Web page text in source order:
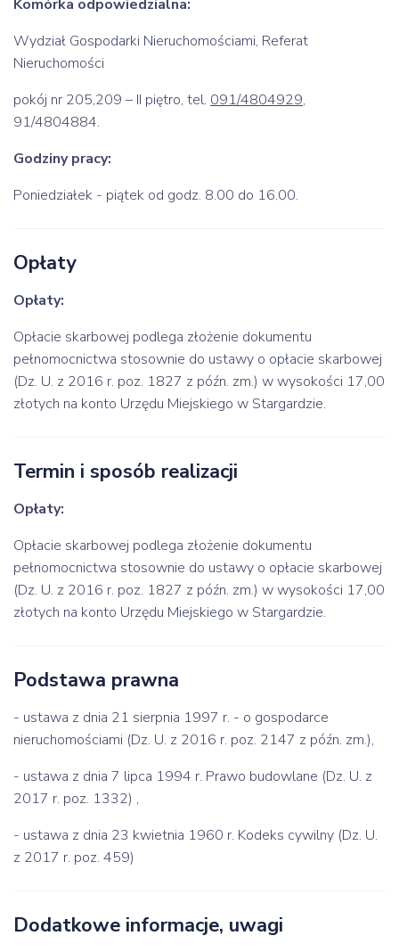
Komórka odpowiedzialna:
Wydział Gospodarki Nieruchomościami, Referat
Nieruchomości
pokój nr 205,209 – II piętro, tel. 091/4804929,
91/4804884.
Godziny pracy:
Poniedziałek - piątek od godz. 8.00 do 16.00.
Opłaty
Opłaty:
Opłacie skarbowej podlega złożenie dokumentu
pełnomocnictwa stosownie do ustawy o opłacie skarbowej
(Dz. U. z 2016 r. poz. 1827 z późn. zm.) w wysokości 17,00
złotych na konto Urzędu Miejskiego w Stargardzie.
Termin i sposób realizacji
Opłaty:
Opłacie skarbowej podlega złożenie dokumentu
pełnomocnictwa stosownie do ustawy o opłacie skarbowej
(Dz. U. z 2016 r. poz. 1827 z późn. zm.) w wysokości 17,00
złotych na konto Urzędu Miejskiego w Stargardzie.
Podstawa prawna
- ustawa z dnia 21 sierpnia 1997 r. - o gospodarce
nieruchomościami (Dz. U. z 2016 r. poz. 2147 z późn. zm.),
- ustawa z dnia 7 lipca 1994 r. Prawo budowlane (Dz. U. z
2017 r. poz. 1332) ,
- ustawa z dnia 23 kwietnia 1960 r. Kodeks cywilny (Dz. U.
z 2017 r. poz. 459)
Dodatkowe informacje, uwagi